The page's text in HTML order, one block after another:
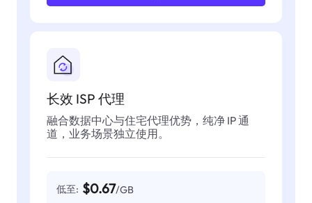
长效 ISP 代理
融合数据中心与住宅代理优势，纯净 IP 通
道，业务场景独立使用。
低至: $0.67/GB